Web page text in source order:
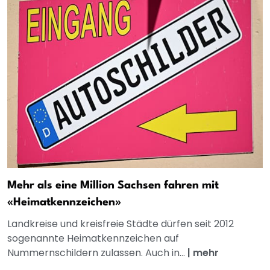
Mehr als eine Million Sachsen fahren mit
«Heimatkennzeichen»
Landkreise und kreisfreie Städte dürfen seit 2012
sogenannte Heimatkennzeichen auf
Nummernschildern zulassen. Auch in... | mehr